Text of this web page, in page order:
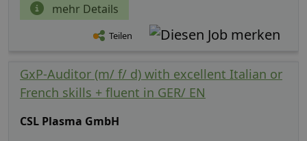
mehr Details
Teilen
GxP-Auditor (m/ f/ d) with excellent Italian or
French skills + fluent in GER/ EN
CSL Plasma GmbH